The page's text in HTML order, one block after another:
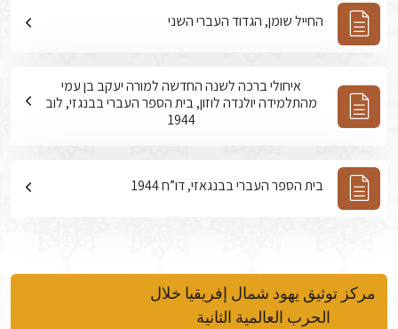
החייל שומן, הגדוד העברי השני
איחולי ברכה לשנה החדשה למורה יעקב בן עמי
מהתלמידה יולנדה לוזון, בית הספר העברי בבנגזי, לוב
1944
בית הספר העברי בבנגאזי, דו”ח 1944
مركز توثيق يهود شمال إفريقيا خلال
الحرب العالمية الثانية